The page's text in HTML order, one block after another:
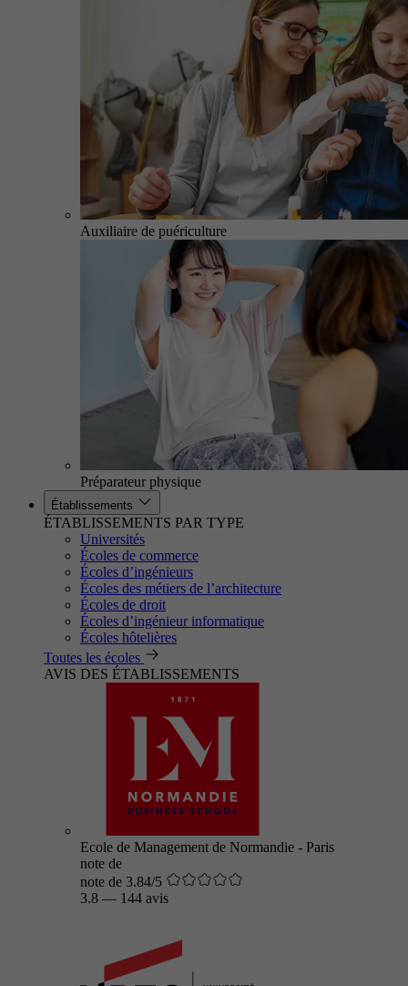
Auxiliaire de puériculture
Préparateur physique
Établissements
ÉTABLISSEMENTS PAR TYPE
Universités
Écoles de commerce
Écoles d’ingénieurs
Écoles des métiers de l’architecture
Écoles de droit
Écoles d’ingénieur informatique
Écoles hôtelières
Toutes les écoles
AVIS DES ÉTABLISSEMENTS
Ecole de Management de Normandie - Paris
note de
note de 3.84/5
3.8 — 144 avis